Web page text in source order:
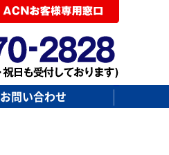
お問い合わせ